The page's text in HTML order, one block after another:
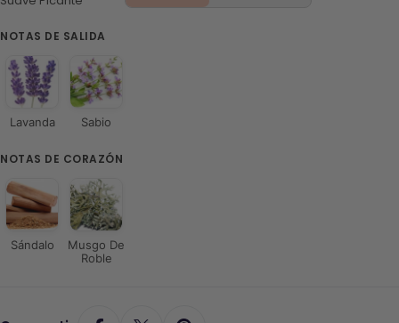
NOTAS DE SALIDA
Lavanda Sabio
NOTAS DE CORAZÓN
Sándalo
Musgo De
Roble